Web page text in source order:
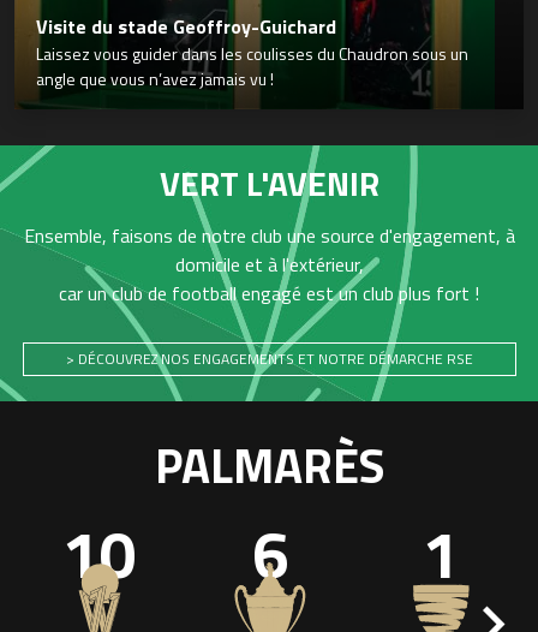
Visite du stade Geoffroy-Guichard
Laissez vous guider dans les coulisses du Chaudron sous un
angle que vous n’avez jamais vu !
VERT L'AVENIR
Ensemble, faisons de notre club une source d'engagement, à
domicile et à l'extérieur,
car un club de football engagé est un club plus fort !
> DÉCOUVREZ NOS ENGAGEMENTS ET NOTRE DÉMARCHE RSE
PALMARÈS
10 6 1